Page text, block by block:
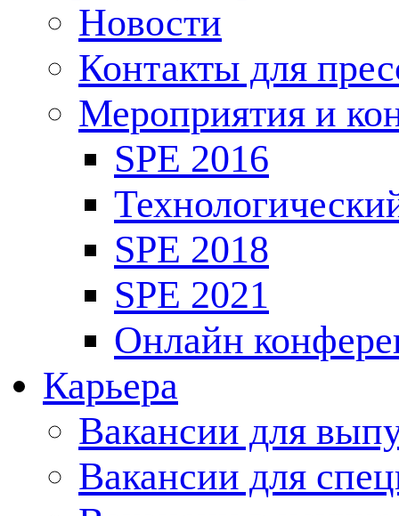
Новости
Контакты для
Мероприятия и
SPE 2016
SPE 2018
SPE 2021
Онлайн
Карьера
Вакансии для
Вакансии для